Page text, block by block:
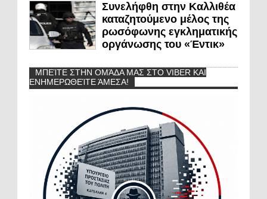
Συνελήφθη στην Καλλιθέα
καταζητούμενο μέλος της
ρωσόφωνης εγκληματικής
οργάνωσης του «Έντικ»
ΜΠΕΊΤΕ ΣΤΗΝ ΟΜΆΔΑ ΜΑΣ ΣΤΟ VIBER ΚΑΙ
ΕΝΗΜΕΡΩΘΕΊΤΕ ΆΜΕΣΑ!